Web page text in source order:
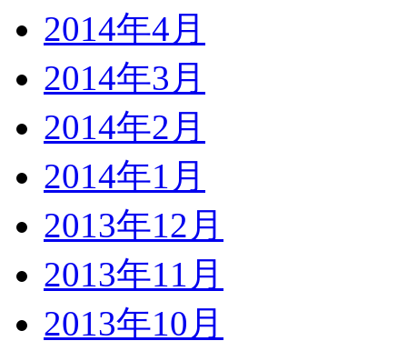
2014年4月
2014年3月
2014年2月
2014年1月
2013年12月
2013年11月
2013年10月